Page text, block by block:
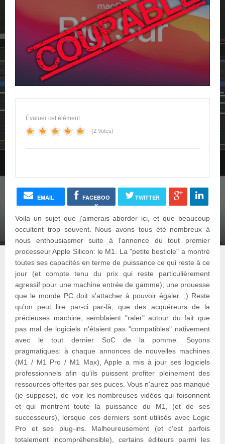
Évaluer cet élément
(2 Votes)
EMAIL
FACEBOO
K
TWITTER
Voila un sujet que j'aimerais aborder ici, et que beaucoup
occultent trop souvent. Nous avons tous été nombreux à
nous enthousiasmer suite à l'annonce du tout premier
processeur Apple Silicon: le M1. La "petite bestiole" a montré
toutes ses capacités en terme de puissance ce qui reste à ce
jour (et compte tenu du prix qui reste particulièrement
agressif pour une machine entrée de gamme), une prouesse
que le monde PC doit s'attacher à pouvoir égaler. ;) Reste
qu'on peut lire par-ci par-là, que des acquéreurs de la
précieuses machine, semblaient "raler" autour du fait que
pas mal de logiciels n'étaient pas "compatibles" nativement
avec le tout dernier SoC de la pomme. Soyons
pragmatiques: à chaque annonces de nouvelles machines
(M1 / M1 Pro / M1 Max), Apple a mis à jour ses logiciels
professionnels afin qu'ils puissent profiter pleinement des
ressources offertes par ses puces. Vous n'aurez pas manqué
(je suppose), de voir les nombreuses vidéos qui foisonnent
et qui montrent toute la puissance du M1, (et de ses
successeurs), lorsque ces derniers sont utilisés avec Logic
Pro et ses plug-ins. Malheureusement (et c'est parfois
totalement incompréhensible), certains éditeurs parmi les